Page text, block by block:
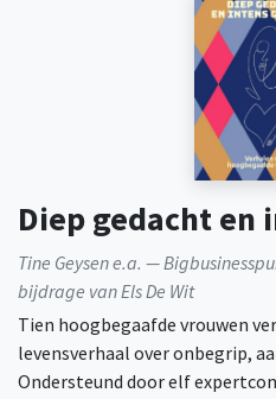
Diep gedacht en
Tine Geysen e.a. —
bijdrage van Els De Wit
Tien hoogbegaafde vrouwen
levensverhaal over onbegrip,
Ondersteund door elf